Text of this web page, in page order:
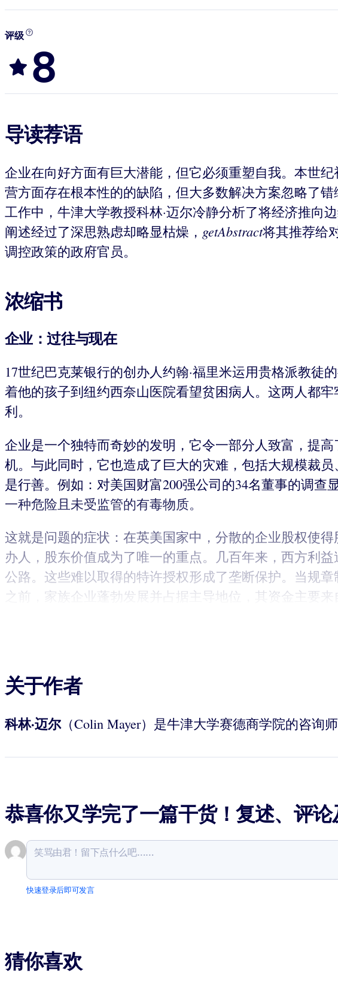
评级
8
导读荐语
企业在向好方面有巨大潜能，但它必须重塑自我。本世
营方面存在根本性的的缺陷，但大多数解决方案忽略了
工作中，牛津大学教授科林·迈尔冷静分析了将经济推向
阐述经过了深思熟虑却略显枯燥， getAbstract将其推荐给
调控政策的政府官员。
浓缩书
企业：过往与现在
17世纪巴克莱银行的创办人约翰·福里米运用贵格派教徒
着他的孩子到纽约西奈山医院看望贫困病人。这两人都
利。
企业是一个独特而奇妙的发明，它令一部分人致富，提
机。与此同时，它也造成了巨大的灾难，包括大规模裁
是行善。例如：对美国财富200强公司的34名董事的调
一种危险且未受监管的有毒物质。
这就是问题的症状：在英美国家中，分散的企业股权使
办人，股东价值成为了唯一的重点。几百年来，西方利
公路。这些难以取得的特许授权形成了垄断保护。当规
之前，家族企业蓬勃发展并占据主导地位，其资金主要来
关于作者
科林·迈尔（Colin Mayer）是牛津大学赛德商学院的咨询
恭喜你又学完了一篇干货！复述、评
快速登录后即可发言
猜你喜欢